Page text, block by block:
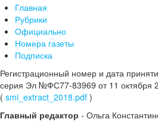
Главная
Рубрики
Официально
Номера газеты
Подписка
Регистрационный номер и дата
серия Эл №ФС77-83969 от 11 октября
( smi_extract_2018.pdf )
Главный редактор - Ольга